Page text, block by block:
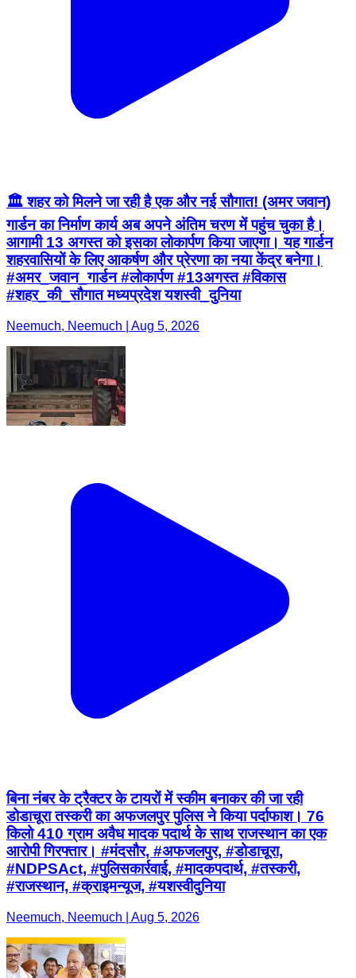
🏛️ शहर को मिलने जा रही है एक और नई सौगात! (अमर जवान)
गार्डन का निर्माण कार्य अब अपने अंतिम चरण में पहुंच चुका है।
आगामी 13 अगस्त को इसका लोकार्पण किया जाएगा। यह गार्डन
शहरवासियों के लिए आकर्षण और प्रेरणा का नया केंद्र बनेगा।
#अमर_जवान_गार्डन #लोकार्पण #13अगस्त #विकास
#शहर_की_सौगात मध्यप्रदेश यशस्वी_दुनिया
Neemuch, Neemuch | Aug 5, 2026
बिना नंबर के ट्रैक्टर के टायरों में स्कीम बनाकर की जा रही
डोडाचूरा तस्करी का अफजलपुर पुलिस ने किया पर्दाफाश। 76
किलो 410 ग्राम अवैध मादक पदार्थ के साथ राजस्थान का एक
आरोपी गिरफ्तार। #मंदसौर, #अफजलपुर, #डोडाचूरा,
#NDPSAct, #पुलिसकार्रवाई, #मादकपदार्थ, #तस्करी,
#राजस्थान, #क्राइमन्यूज, #यशस्वीदुनिया
Neemuch, Neemuch | Aug 5, 2026